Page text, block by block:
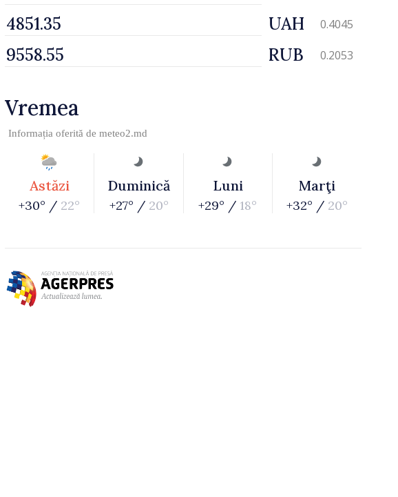
UAH 0.4045
RUB 0.2053
Vremea
Informația oferită de meteo2.md
Astăzi
+30° / 22°
Duminică
+27° / 20°
Luni
+29° / 18°
Marţi
+32° / 20°